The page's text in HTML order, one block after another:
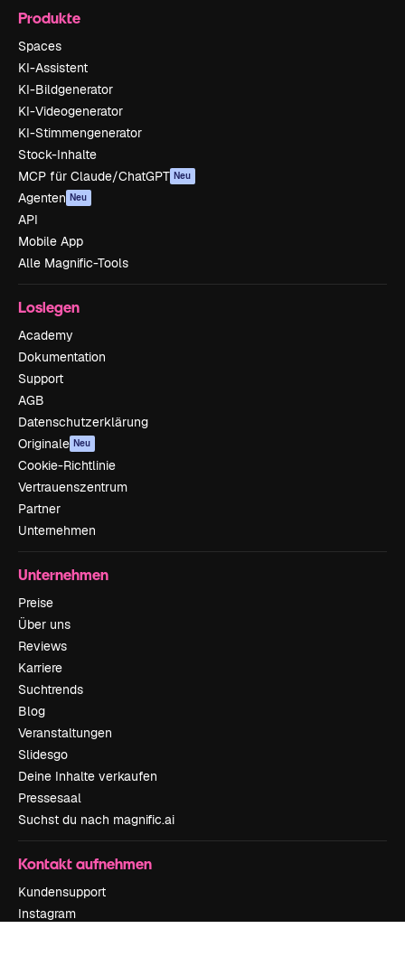
Produkte
Spaces
KI-Assistent
KI-Bildgenerator
KI-Videogenerator
KI-Stimmengenerator
Stock-Inhalte
MCP für Claude/ChatGPT Neu
Agenten Neu
API
Mobile App
Alle Magnific-Tools
Loslegen
Academy
Dokumentation
Support
AGB
Datenschutzerklärung
Originale Neu
Cookie-Richtlinie
Vertrauenszentrum
Partner
Unternehmen
Unternehmen
Preise
Über uns
Reviews
Karriere
Suchtrends
Blog
Veranstaltungen
Slidesgo
Deine Inhalte verkaufen
Pressesaal
Suchst du nach magnific.ai
Kontakt aufnehmen
Kundensupport
Instagram